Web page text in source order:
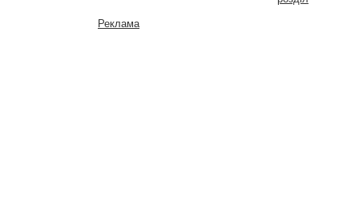
Реклама